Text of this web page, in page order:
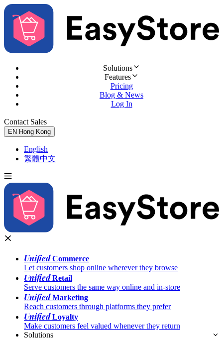
Solutions
Features
Pricing
Blog & News
Log In
Contact Sales
EN Hong Kong
English
繁體中文
UnifiedCommerce
Let customers shop online wherever they browse
UnifiedRetail
Serve customers the same way online and in-store
UnifiedMarketing
Reach customers through platforms they prefer
UnifiedLoyalty
Make customers feel valued whenever they return
Solutions